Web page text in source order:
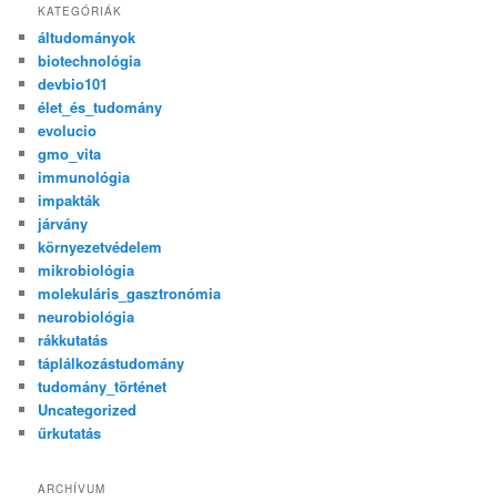
KATEGÓRIÁK
áltudományok
biotechnológia
devbio101
élet_és_tudomány
evolucio
gmo_vita
immunológia
impakták
járvány
környezetvédelem
mikrobiológia
molekuláris_gasztronómia
neurobiológia
rákkutatás
táplálkozástudomány
tudomány_történet
Uncategorized
űrkutatás
ARCHÍVUM